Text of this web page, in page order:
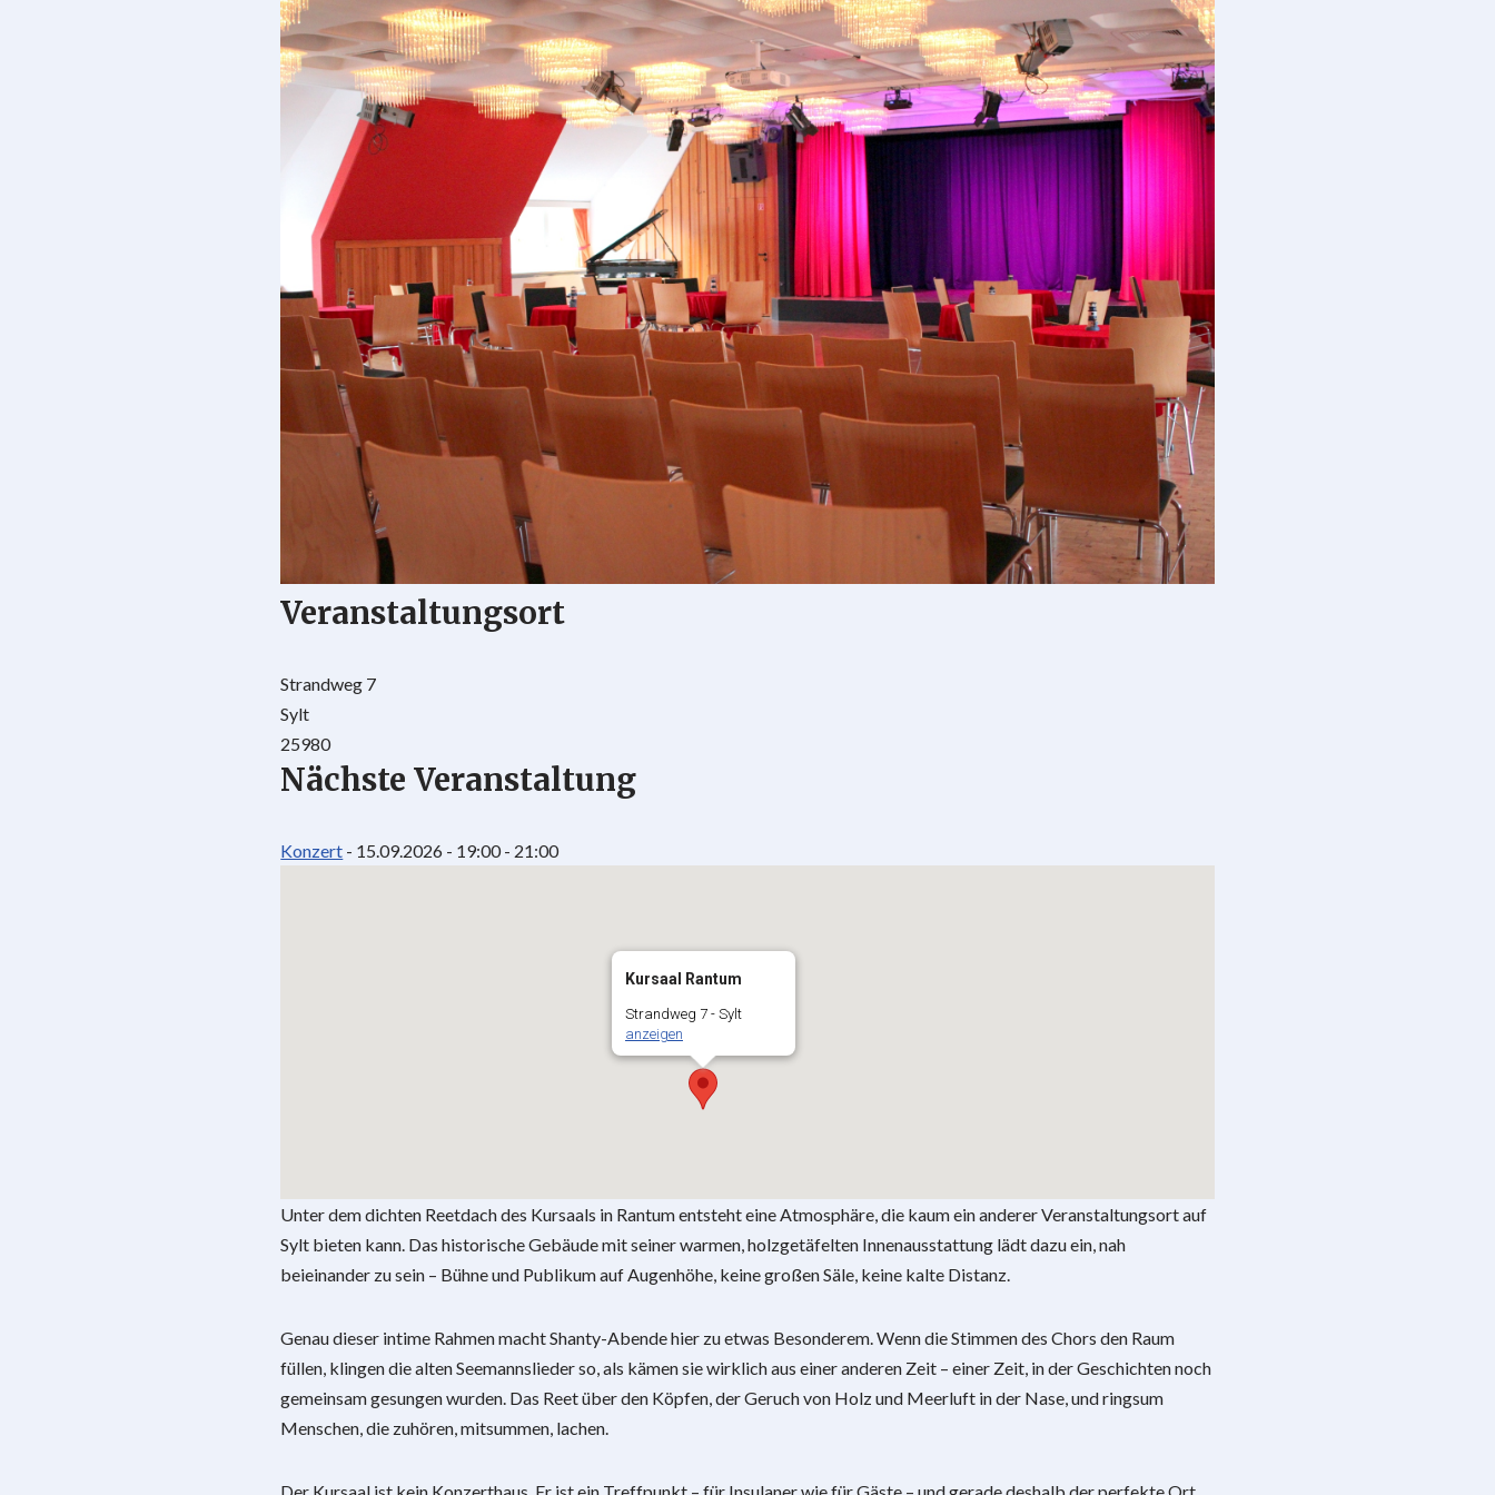
Veranstaltungsort
Strandweg 7
Sylt
25980
Nächste Veranstaltung
Konzert - 15.09.2026 - 19:00 - 21:00
Kursaal Rantum
Strandweg 7 - Sylt
anzeigen
Unter dem dichten Reetdach des Kursaals in Rantum entsteht eine Atmosphäre, die kaum ein anderer Veranstaltungsort auf
Sylt bieten kann. Das historische Gebäude mit seiner warmen, holzgetäfelten Innenausstattung lädt dazu ein, nah
beieinander zu sein – Bühne und Publikum auf Augenhöhe, keine großen Säle, keine kalte Distanz.
Genau dieser intime Rahmen macht Shanty-Abende hier zu etwas Besonderem. Wenn die Stimmen des Chors den Raum
füllen, klingen die alten Seemannslieder so, als kämen sie wirklich aus einer anderen Zeit – einer Zeit, in der Geschichten noch
gemeinsam gesungen wurden. Das Reet über den Köpfen, der Geruch von Holz und Meerluft in der Nase, und ringsum
Menschen, die zuhören, mitsummen, lachen.